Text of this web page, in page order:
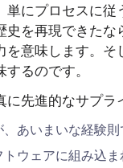
単にプロセスに
史を再現できた
意味します。
るのです。
先進的なサプ
あいまいな経験
ウェアに組み込